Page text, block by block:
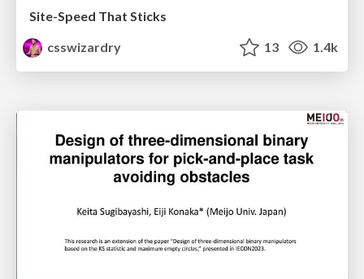
Site-Speed That Sticks
csswizardry
13 1.4k